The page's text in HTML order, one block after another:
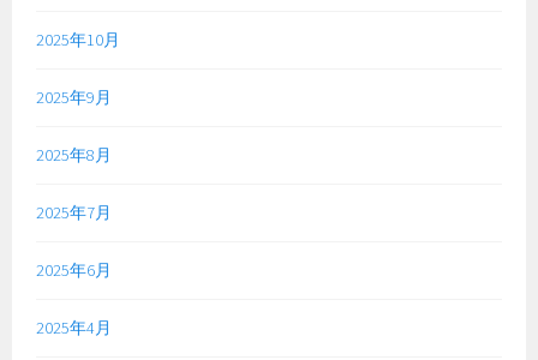
2025年10月
2025年9月
2025年8月
2025年7月
2025年6月
2025年4月